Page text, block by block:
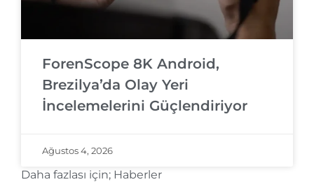
ForenScope 8K Android,
Brezilya’da Olay Yeri
İncelemelerini Güçlendiriyor
Ağustos 4, 2026
Daha fazlası için; Haberler